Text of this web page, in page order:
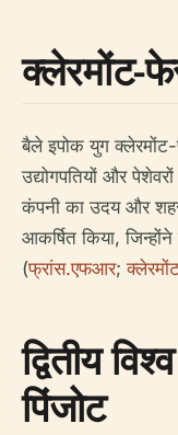
क्लेरमोंट-
बैले इपोक युग क्लेरमोंट-
उद्योगपतियों और
कंपनी का उदय और
आकर्षित किया,
(फ्रांस.एफआर;
द्वितीय
पिंजोट